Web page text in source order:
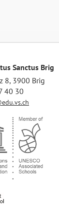
Sanctus Brig
8, 3900 Brig
40 30